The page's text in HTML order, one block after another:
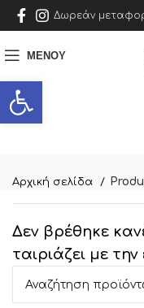
Ανοίξτε τη γραμμή εργαλείων
Δωρεάν
ΜΕΝΟΎ
Αρχική σελίδα
Δεν βρέθηκε
ταιριάζει με